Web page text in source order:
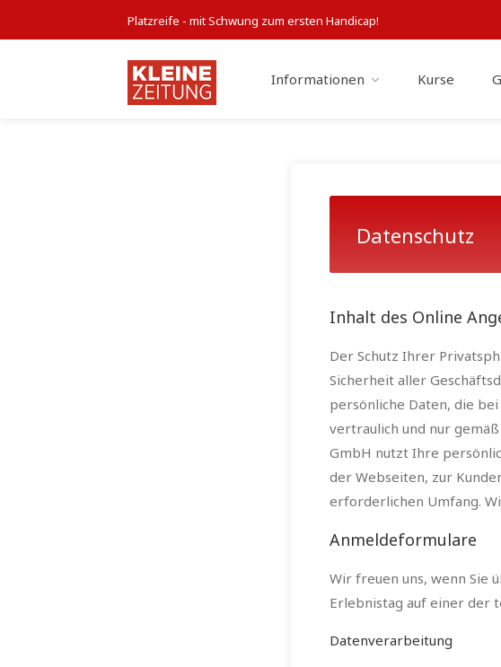
Platzreife - mit Schwung zum ersten Handicap!
Informationen Kurse
Datenschutz
Inhalt des Online
Der Schutz Ihrer
Sicherheit aller
persönliche Daten, die
vertraulich und nur
GmbH nutzt Ihre
der Webseiten, zur
erforderlichen Umfang.
Anmeldeformulare
Wir freuen uns, wenn Sie
Erlebnistag auf einer der
Datenverarbeitung